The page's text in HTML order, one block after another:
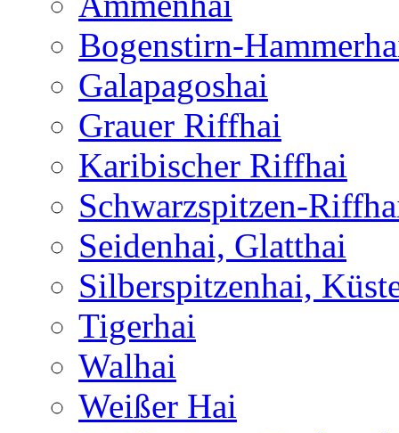
Bogenstirn-
Galapagoshai
Grauer Riffhai
Karibischer Riffhai
Schwarzspitzen-
Seidenhai, Glatthai
Silberspitzenhai,
Tigerhai
Walhai
Weißer Hai